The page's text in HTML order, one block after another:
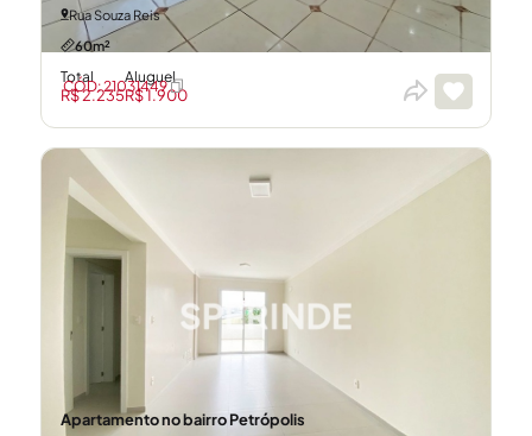
Rua Souza Reis
60m²
Total
R$ 2.235
Aluguel
R$ 1.900
CÓD: 21031449
Apartamento no bairro Petrópolis